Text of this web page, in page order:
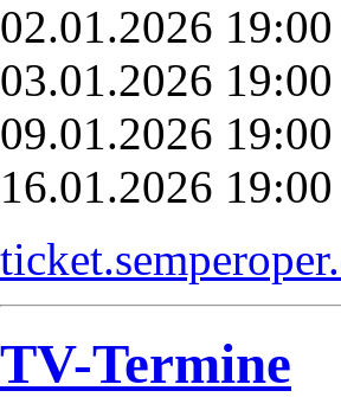
02.01.2026
03.01.2026
09.01.2026
16.01.2026
TV-Termine